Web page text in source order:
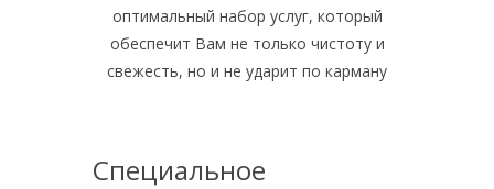
оптимальный набор услуг, который
обеспечит Вам не только чистоту и
свежесть, но и не ударит по карману
Специальное